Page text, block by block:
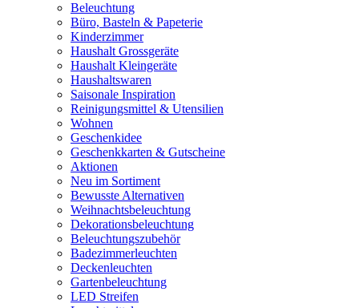
Beleuchtung
Büro, Basteln & Papeterie
Kinderzimmer
Haushalt Grossgeräte
Haushalt Kleingeräte
Haushaltswaren
Saisonale Inspiration
Reinigungsmittel & Utensilien
Wohnen
Geschenkidee
Geschenkkarten & Gutscheine
Aktionen
Neu im Sortiment
Bewusste Alternativen
Weihnachtsbeleuchtung
Dekorationsbeleuchtung
Beleuchtungszubehör
Badezimmerleuchten
Deckenleuchten
Gartenbeleuchtung
LED Streifen